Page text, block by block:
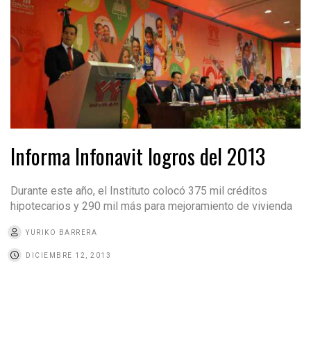
Informa Infonavit logros del 2013
Durante este año, el Instituto colocó 375 mil créditos
hipotecarios y 290 mil más para mejoramiento de vivienda
YURIKO BARRERA
DICIEMBRE 12, 2013